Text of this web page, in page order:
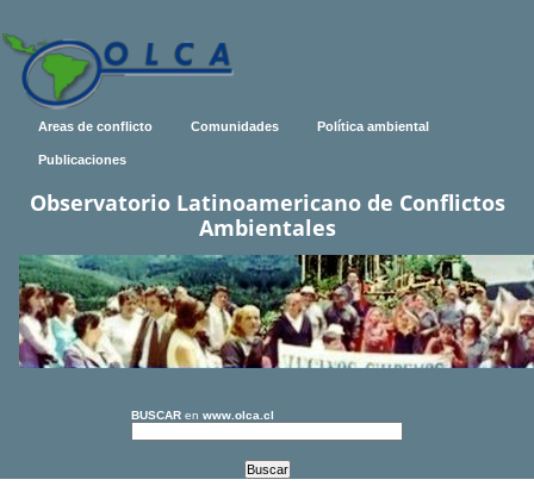
Areas de conflicto Comunidades Política ambiental
Publicaciones
Observatorio Latinoamericano de Conflictos
Ambientales
BUSCAR en www.olca.cl